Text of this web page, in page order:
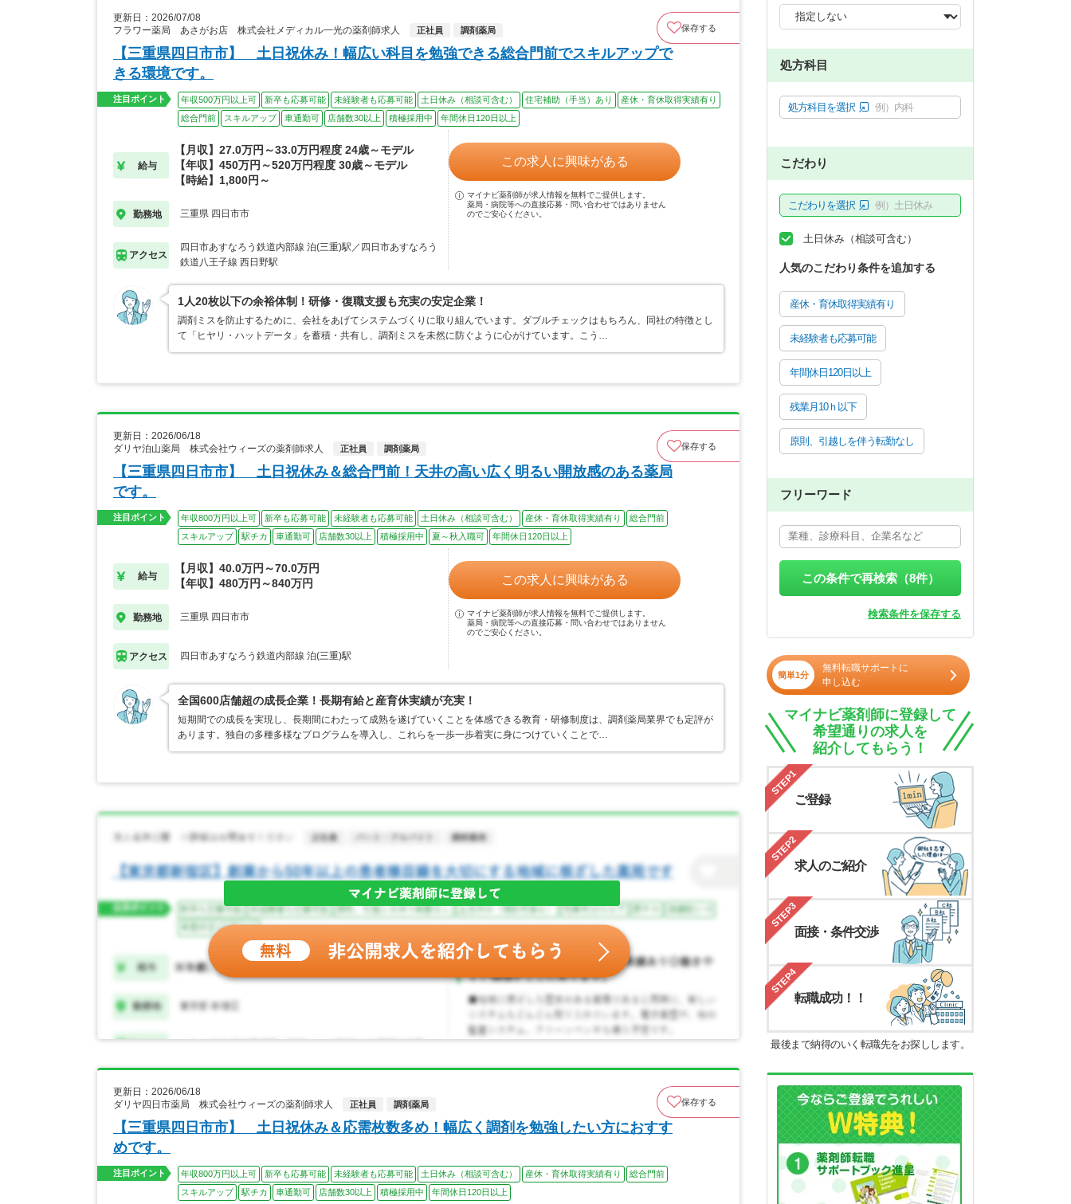
更新日：2026/07/08
フラワー薬局 あさがお店 株式会社メディカル一光の薬剤師求人
正社員 調剤薬局 保存する
【三重県四日市市】 土日祝休み！幅広い科目を勉強できる総合門前でスキルアップで
きる環境です。
注目ポイント 年収500万円以上可 新卒も応募可能 未経験者も応募可能 土日休み（相談可含む） 住宅補助（手当）あり
産休・育休取得実績有り
総合門前
スキルアップ 車通勤可 店舗数30以上 積極採用中 年間休日120日以上
給与
【月収】27.0万円～33.0万円程度 24歳～モデル
【年収】450万円～520万円程度 30歳～モデル
【時給】1,800円～
勤務地 三重県 四日市市
アクセス
四日市あすなろう鉄道内部線 泊(三重)駅／四日市あすなろう
鉄道八王子線 西日野駅
この求人に興味がある
マイナビ薬剤師が求人情報を無料でご提供します。
薬局・病院等への直接応募・問い合わせではありません
のでご安心ください。
1人20枚以下の余裕体制！研修・復職支援も充実の安定企業！
調剤ミスを防止するために、会社をあげてシステムづくりに取り組んでいます。ダブルチェックはもちろん、同社の特徴とし
て「ヒヤリ・ハットデータ」を蓄積・共有し、調剤ミスを未然に防ぐように心がけています。こう…
更新日：2026/06/18
ダリヤ泊山薬局 株式会社ウィーズの薬剤師求人
正社員 調剤薬局 保存する
【三重県四日市市】 土日祝休み＆総合門前！天井の高い広く明るい開放感のある薬局
です。
注目ポイント 年収800万円以上可 新卒も応募可能 未経験者も応募可能 土日休み（相談可含む） 産休・育休取得実績有り
総合門前
スキルアップ
駅チカ 車通勤可 店舗数30以上 積極採用中 夏～秋入職可 年間休日120日以上
給与
【月収】40.0万円～70.0万円
【年収】480万円～840万円
勤務地 三重県 四日市市
アクセス 四日市あすなろう鉄道内部線 泊(三重)駅
この求人に興味がある
マイナビ薬剤師が求人情報を無料でご提供します。
薬局・病院等への直接応募・問い合わせではありません
のでご安心ください。
全国600店舗超の成長企業！長期有給と産育休実績が充実！
短期間での成長を実現し、長期間にわたって成熟を遂げていくことを体感できる教育・研修制度は、調剤薬局業界でも定評が
あります。独自の多種多様なプログラムを導入し、これらを一歩一歩着実に身につけていくことで…
更新日：2026/06/18
ダリヤ四日市薬局 株式会社ウィーズの薬剤師求人
正社員 調剤薬局 保存する
【三重県四日市市】 土日祝休み＆応需枚数多め！幅広く調剤を勉強したい方におすす
めです。
注目ポイント 年収800万円以上可 新卒も応募可能 未経験者も応募可能 土日休み（相談可含む） 産休・育休取得実績有り
総合門前
スキルアップ
駅チカ 車通勤可 店舗数30以上 積極採用中 年間休日120日以上
処方科目
処方科目を選択 例）内科
こだわり
こだわりを選択 例）土日休み
土日休み（相談可含む）
人気のこだわり条件を追加する
産休・育休取得実績有り
未経験者も応募可能
年間休日120日以上
残業月10ｈ以下
原則、引越しを伴う転勤なし
フリーワード
この条件で再検索（8件）
検索条件を保存する
簡単1分
無料転職サポートに
申し込む
マイナビ薬剤師に登録して
希望通りの求人を
紹介してもらう！
STEP1
ご登録
STEP2
求人のご紹介
STEP3
面接・条件交渉
STEP4
転職成功！！
最後まで納得のいく転職先をお探しします。